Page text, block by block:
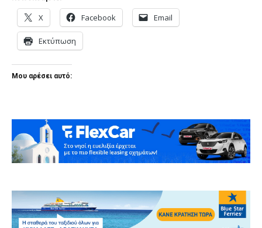
X Facebook Email
Εκτύπωση
Μου αρέσει αυτό: